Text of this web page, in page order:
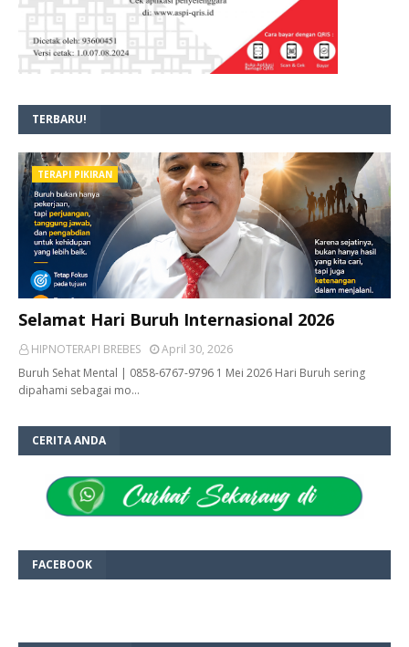
TERBARU!
TERAPI PIKIRAN
Selamat Hari Buruh Internasional 2026
HIPNOTERAPI BREBES
April 30, 2026
Buruh Sehat Mental | 0858-6767-9796 1 Mei 2026 Hari Buruh sering
dipahami sebagai mo…
CERITA ANDA
FACEBOOK